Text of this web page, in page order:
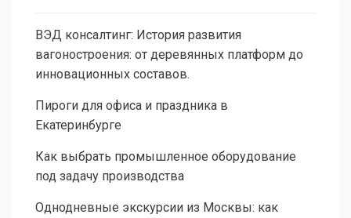
ВЭД консалтинг: История развития
вагоностроения: от деревянных платформ до
инновационных составов.
Пироги для офиса и праздника в
Екатеринбурге
Как выбрать промышленное оборудование
под задачу производства
Однодневные экскурсии из Москвы: как